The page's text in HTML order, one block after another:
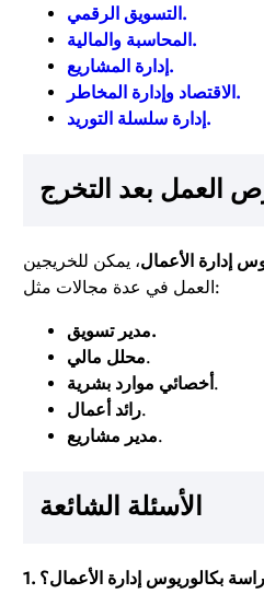
التسويق الرقمي.
المحاسبة والمالية.
إدارة المشاريع.
الاقتصاد وإدارة المخاطر.
إدارة سلسلة التوريد.
العمل بعد التخرج
إدارة الأعمال، يمكن للخريجين
العمل في عدة مجالات مثل:
مدير تسويق.
محلل مالي.
أخصائي موارد بشرية.
رائد أعمال.
مدير مشاريع.
الأسئلة الشائعة
بكالوريوس إدارة الأعمال؟